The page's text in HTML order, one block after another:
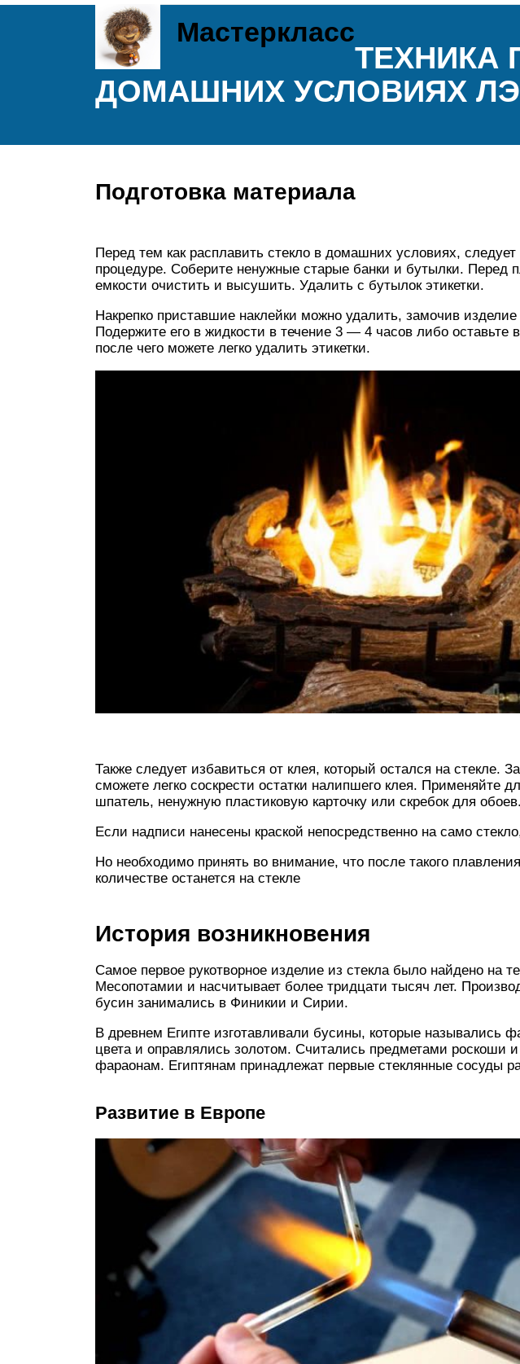
Мастеркласс
ТЕХНИКА
ДОМАШНИХ УСЛОВИЯХ
Подготовка материала
Перед тем как расплавить стекло в домашних условиях, следует
процедуре. Соберите ненужные старые банки и бутылки. Перед
емкости очистить и высушить. Удалить с бутылок этикетки.
Накрепко приставшие наклейки можно удалить, замочив
Подержите его в жидкости в течение 3 — 4 часов либо оставьте
после чего можете легко удалить этикетки.
Также следует избавиться от клея, который остался на стекле.
сможете легко соскрести остатки налипшего клея. Применяйте
шпатель, ненужную пластиковую карточку или скребок для обоев.
Если надписи нанесены краской непосредственно на само
Но необходимо принять во внимание, что после такого
количестве останется на стекле
История возникновения
Самое первое рукотворное изделие из стекла было найдено на
Месопотамии и насчитывает более тридцати тысяч лет.
бусин занимались в Финикии и Сирии.
В древнем Египте изготавливали бусины, которые назывались
цвета и оправлялись золотом. Считались предметами роскоши
фараонам. Египтянам принадлежат первые стеклянные сосуды
Развитие в Европе